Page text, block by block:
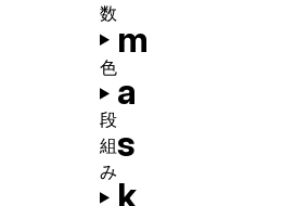
m
a
s
k
数
色
段
組
み